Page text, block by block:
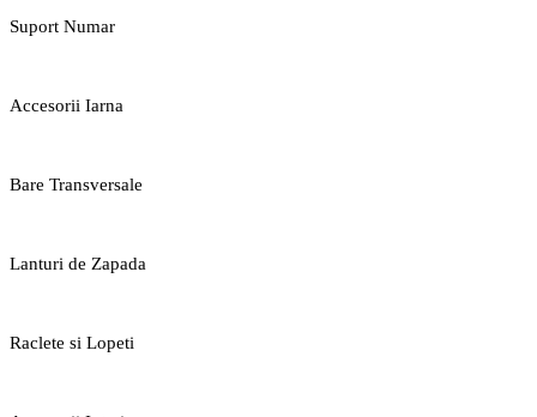
Suport Numar
Accesorii Iarna
Bare Transversale
Lanturi de Zapada
Raclete si Lopeti